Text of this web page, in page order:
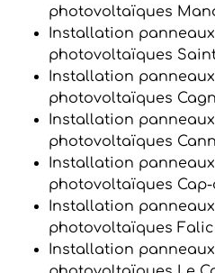
photovoltaïques
Installation
photovoltaïques
Installation
photovoltaïques
Installation
photovoltaïques
Installation
photovoltaïques Cap-
Installation
photovoltaïques
Installation